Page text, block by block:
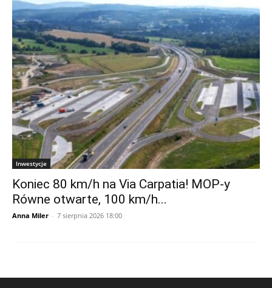
Inwestycje
Koniec 80 km/h na Via Carpatia! MOP-y
Równe otwarte, 100 km/h...
Anna Miler - 7 sierpnia 2026 18:00